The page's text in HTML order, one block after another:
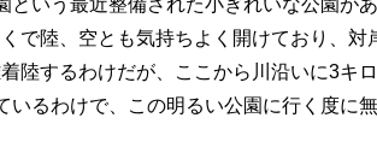
という最近整備された小ぎれいな公園が
で陸、空とも気持ちよく開けており、
陸するわけだが、ここから川沿いに3キ
いるわけで、この明るい公園に行く度に